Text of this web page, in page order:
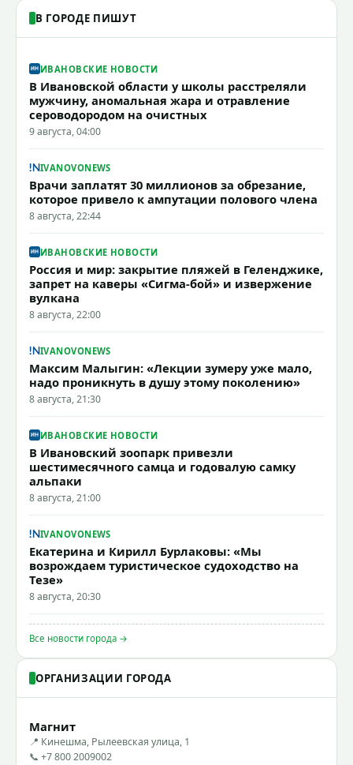
В ГОРОДЕ ПИШУТ
ИВАНОВСКИЕ НОВОСТИ
В Ивановской области у школы расстреляли
мужчину, аномальная жара и отравление
сероводородом на очистных
9 августа, 04:00
IVANOVONEWS
Врачи заплатят 30 миллионов за обрезание,
которое привело к ампутации полового члена
8 августа, 22:44
ИВАНОВСКИЕ НОВОСТИ
Россия и мир: закрытие пляжей в Геленджике,
запрет на каверы «Сигма-бой» и извержение
вулкана
8 августа, 22:00
IVANOVONEWS
Максим Малыгин: «Лекции зумеру уже мало,
надо проникнуть в душу этому поколению»
8 августа, 21:30
ИВАНОВСКИЕ НОВОСТИ
В Ивановский зоопарк привезли
шестимесячного самца и годовалую самку
альпаки
8 августа, 21:00
IVANOVONEWS
Екатерина и Кирилл Бурлаковы: «Мы
возрождаем туристическое судоходство на
Тезе»
8 августа, 20:30
Все новости города →
ОРГАНИЗАЦИИ ГОРОДА
Магнит
📍 Кинешма, Рылеевская улица, 1
📞 +7 800 2009002